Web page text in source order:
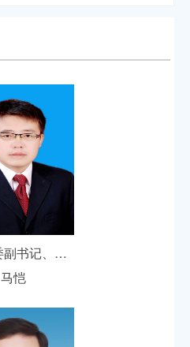
乌达区委副书记、区人民政府党组书记、代区长
马恺